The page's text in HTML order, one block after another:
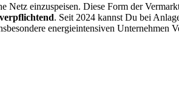
einzuspeisen. Diese Form der
. Seit 2024 kannst Du bei
energieintensiven Unternehmen